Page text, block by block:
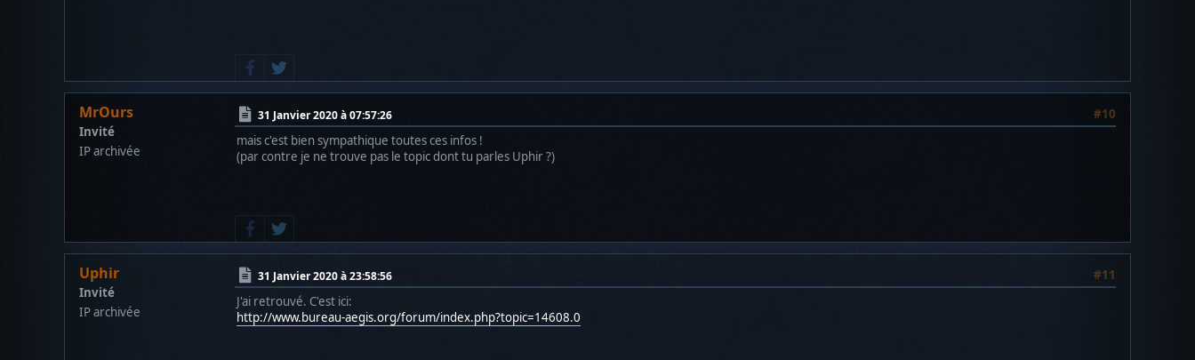
MrOurs
Invité
IP archivée
31 Janvier 2020 à 07:57:26
#10
mais c'est bien sympathique toutes ces infos !
(par contre je ne trouve pas le topic dont tu parles Uphir ?)
Uphir
Invité
IP archivée
31 Janvier 2020 à 23:58:56
#11
J'ai retrouvé. C'est ici:
http://www.bureau-aegis.org/forum/index.php?topic=14608.0